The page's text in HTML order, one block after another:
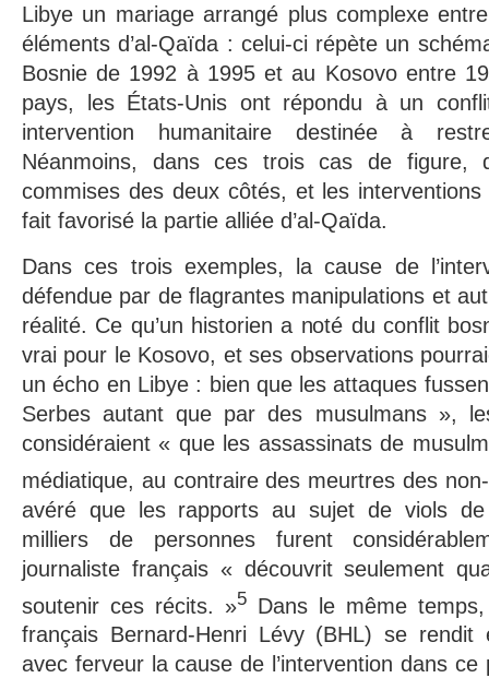
Libye un mariage arrangé plus complexe
éléments d’al-Qaïda : celui-ci répète un
Bosnie de 1992 à 1995 et au Kosovo entre
pays, les États-Unis ont répondu à un
intervention humanitaire destinée à
Néanmoins, dans ces trois cas de figure,
commises des deux côtés, et les
fait favorisé la partie alliée d’al-Qaïda.
Dans ces trois exemples, la cause de
défendue par de flagrantes manipulations et
réalité. Ce qu’un historien a noté du conflit
vrai pour le Kosovo, et ses observations
un écho en Libye : bien que les attaques
Serbes autant que par des musulmans »,
considéraient « que les assassinats de
médiatique, au contraire des meurtres des
avéré que les rapports au sujet de viols
milliers de personnes furent
journaliste français « découvrit seulement
soutenir ces récits. »5 Dans le même
français Bernard-Henri Lévy (BHL) se rendit
avec ferveur la cause de l’intervention dans